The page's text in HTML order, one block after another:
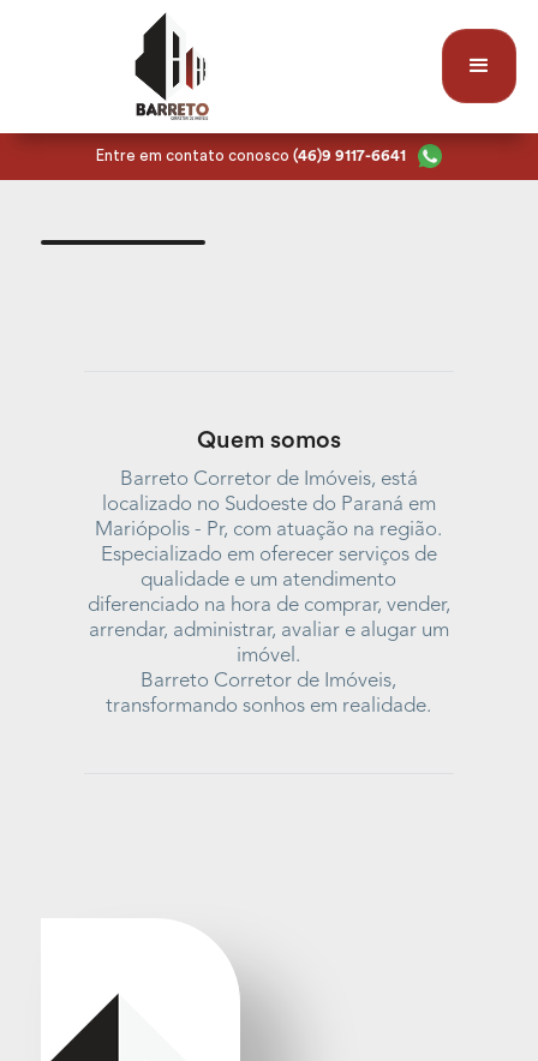
Entre em contato conosco (46)9 9117-6641
Quem somos
Barreto Corretor de Imóveis, está
localizado no Sudoeste do Paraná em
Mariópolis - Pr, com atuação na região.
Especializado em oferecer serviços de
qualidade e um atendimento
diferenciado na hora de comprar, vender,
arrendar, administrar, avaliar e alugar um
imóvel.
Barreto Corretor de Imóveis,
transformando sonhos em realidade.